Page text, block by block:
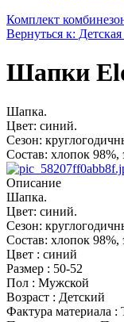
Комплект
Вернуться к:
Шапки
Шапка.
Цвет: синий.
Сезон:
Состав: хлопок 98%,
Описание
Шапка.
Цвет: синий.
Сезон:
Состав: хлопок 98%,
Цвет : синий
Размер : 50-52
Пол : Мужской
Возраст : Детский
Фактура материала